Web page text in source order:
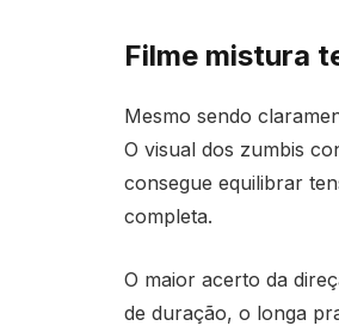
Filme mistura
Mesmo sendo
O visual dos zumbis
consegue equilibrar
completa.
O maior acerto da
de duração, o longa